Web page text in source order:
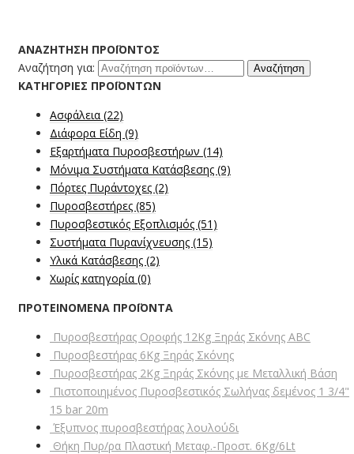
ΑΝΑΖΉΤΗΣΗ ΠΡΟΪΌΝΤΟΣ
Αναζήτηση για:
Αναζήτηση
ΚΑΤΗΓΟΡΊΕΣ ΠΡΟΪΌΝΤΩΝ
Ασφάλεια (22)
Διάφορα Είδη (9)
Εξαρτήματα Πυροσβεστήρων (14)
Μόνιμα Συστήματα Κατάσβεσης (9)
Πόρτες Πυράντοχες (2)
Πυροσβεστήρες (85)
Πυροσβεστικός Εξοπλισμός (51)
Συστήματα Πυρανίχνευσης (15)
Υλικά Κατάσβεσης (2)
Χωρίς κατηγορία (0)
ΠΡΟΤΕΙΝΟΜΕΝΑ ΠΡΟΪΟΝΤΑ
Πυροσβεστήρας Οροφής 12Kg Ξηράς Σκόνης ABC
Πυροσβεστήρας 6Kg Ξηράς Σκόνης
Πυροσβεστήρας 2Kg Ξηράς Σκόνης με Μεταλλική Βάση
Πιστοποιημένος Πυροσβεστικός Σωλήνας δεμένος 1 3/4"
15 bar 20m
Έξυπνος πυροσβεστήρας λουλούδι
Θήκη Πυρ/ρα Πλαστική Μεταφ.-Προστ. 6Kg/6Lt